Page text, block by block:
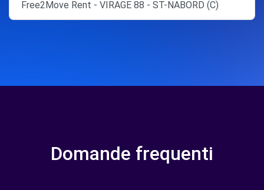
Free2Move Rent - VIRAGE 88 - ST-NABORD (C)
Domande frequenti